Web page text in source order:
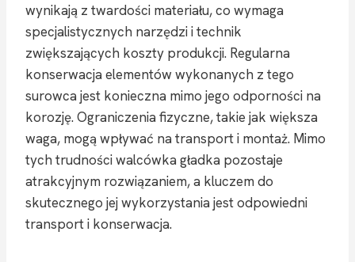
wynikają z twardości materiału, co wymaga
specjalistycznych narzędzi i technik
zwiększających koszty produkcji. Regularna
konserwacja elementów wykonanych z tego
surowca jest konieczna mimo jego odporności na
korozję. Ograniczenia fizyczne, takie jak większa
waga, mogą wpływać na transport i montaż. Mimo
tych trudności walcówka gładka pozostaje
atrakcyjnym rozwiązaniem, a kluczem do
skutecznego jej wykorzystania jest odpowiedni
transport i konserwacja.